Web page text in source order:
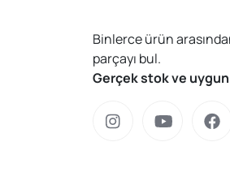
Binlerce ürün
parçayı bul.
Gerçek stok ve